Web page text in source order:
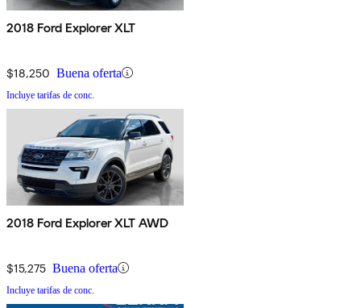
2018 Ford Explorer XLT
$18,250 Buena oferta
Incluye tarifas de conc.
2018 Ford Explorer XLT AWD
$15,275 Buena oferta
Incluye tarifas de conc.